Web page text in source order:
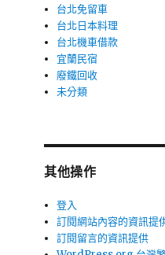
台北免留車
台北日本料理
台北機車借款
宜蘭民宿
廢鐵回收
未分類
其他操作
登入
訂閱網站內容的資訊提
訂閱留言的資訊提供